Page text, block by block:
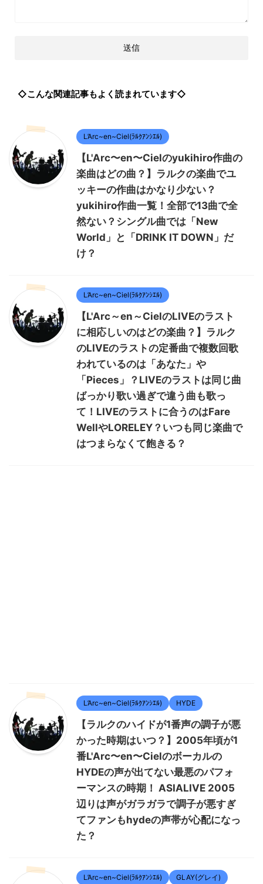
◇こんな関連記事もよく読まれています◇
L’Arc~en~Ciel(ﾗﾙｸｱﾝｼｴﾙ)
【L'Arc〜en〜Cielのyukihiro作曲の
楽曲はどの曲？】ラルクの楽曲でユ
ッキーの作曲はかなり少ない？
yukihiro作曲一覧！全部で13曲で全
然ない？シングル曲では「New
World」と「DRINK IT DOWN」だ
け？
L’Arc~en~Ciel(ﾗﾙｸｱﾝｼｴﾙ)
【L'Arc～en～CielのLIVEのラスト
に相応しいのはどの楽曲？】ラルク
のLIVEのラストの定番曲で複数回歌
われているのは「あなた」や
「Pieces」？LIVEのラストは同じ曲
ばっかり歌い過ぎで違う曲も歌っ
て！LIVEのラストに合うのはFare
WellやLORELEY？いつも同じ楽曲で
はつまらなくて飽きる？
L’Arc~en~Ciel(ﾗﾙｸｱﾝｼｴﾙ) HYDE
【ラルクのハイドが1番声の調子が悪
かった時期はいつ？】2005年頃が1
番L'Arc〜en〜Cielのボーカルの
HYDEの声が出てない最悪のパフォ
ーマンスの時期！ ASIALIVE 2005
辺りは声がガラガラで調子が悪すぎ
てファンもhydeの声帯が心配になっ
た？
L’Arc~en~Ciel(ﾗﾙｸｱﾝｼｴﾙ) GLAY(グレイ)